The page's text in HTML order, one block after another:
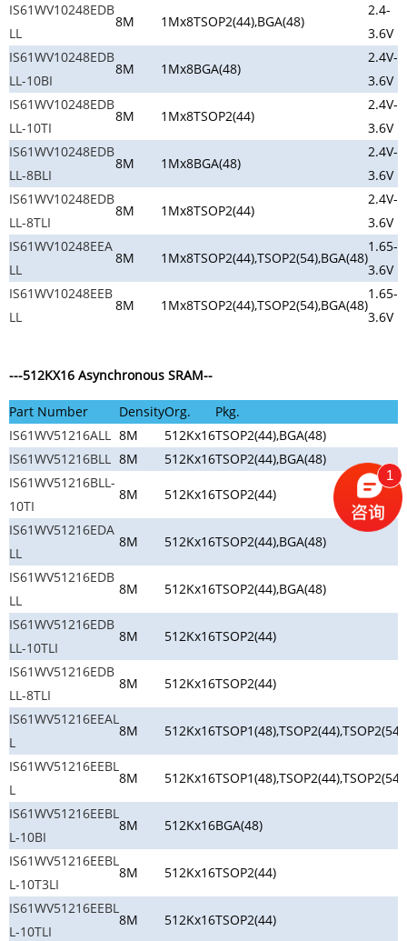
IS61WV10248EDB
LL
8M 1Mx8TSOP2(44),BGA(48)
2.4-
3.6V
IS61WV10248EDB
LL-10BI
8M 1Mx8BGA(48)
2.4V-
3.6V
IS61WV10248EDB
LL-10TI
8M 1Mx8TSOP2(44)
2.4V-
3.6V
IS61WV10248EDB
LL-8BLI
8M 1Mx8BGA(48)
2.4V-
3.6V
IS61WV10248EDB
LL-8TLI
8M 1Mx8TSOP2(44)
2.4V-
3.6V
IS61WV10248EEA
LL
8M 1Mx8TSOP2(44),TSOP2(54),BGA(48)
1.65-
3.6V
IS61WV10248EEB
LL
8M 1Mx8TSOP2(44),TSOP2(54),BGA(48)
1.65-
3.6V
---512KX16 Asynchronous SRAM--
Part Number DensityOrg.
Pkg.
IS61WV51216ALL 8M 512Kx16TSOP2(44),BGA(48)
IS61WV51216BLL 8M 512Kx16TSOP2(44),BGA(48)
IS61WV51216BLL-
10TI
8M 512Kx16TSOP2(44)
IS61WV51216EDA
LL
8M 512Kx16TSOP2(44),BGA(48)
IS61WV51216EDB
LL
8M 512Kx16TSOP2(44),BGA(48)
IS61WV51216EDB
LL-10TLI
8M 512Kx16TSOP2(44)
IS61WV51216EDB
LL-8TLI
8M 512Kx16TSOP2(44)
IS61WV51216EEAL
L
8M 512Kx16
IS61WV51216EEBL
L
8M 512Kx16
IS61WV51216EEBL
L-10BI
8M 512Kx16BGA(48)
IS61WV51216EEBL
L-10T3LI
8M 512Kx16TSOP2(44)
IS61WV51216EEBL
L-10TLI
8M 512Kx16TSOP2(44)
1